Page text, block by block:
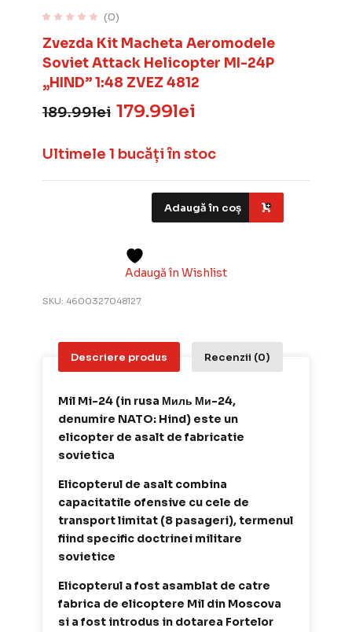
(0)
Zvezda Kit Macheta Aeromodele
Soviet Attack Helicopter MI-24P
„HIND” 1:48 ZVEZ 4812
189.99lei Prețul
fost:
189.99lei.
179.99lei
179.99lei.
Ultimele 1 bucăți în stoc
Adaugă în coș
Adaugă în Wishlist
SKU: 4600327048127
Descriere produs Recenzii (0)
Mil Mi-24 (in rusa Миль Ми-24,
denumire NATO: Hind) este un
elicopter de asalt de fabricatie
sovietica
Elicopterul de asalt combina
capacitatile ofensive cu cele de
transport limitat (8 pasageri), termenul
fiind specific doctrinei militare
sovietice
Elicopterul a fost asamblat de catre
fabrica de elicoptere Mil din Moscova
si a fost introdus in dotarea Fortelor